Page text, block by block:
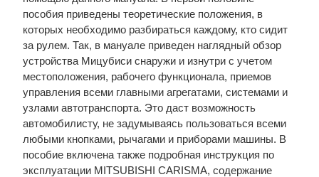
пособия приведены теоретические положения, в
которых необходимо разбираться каждому, кто сидит
за рулем. Так, в мануале приведен наглядный обзор
устройства Мицубиси снаружи и изнутри с учетом
местоположения, рабочего функционала, приемов
управления всеми главными агрегатами, системами и
узлами автотранспорта. Это даст возможность
автомобилисту, не задумываясь пользоваться всеми
любыми кнопками, рычагами и приборами машины. В
пособие включена также подробная инструкция по
эксплуатации MITSUBISHI CARISMA, содержание